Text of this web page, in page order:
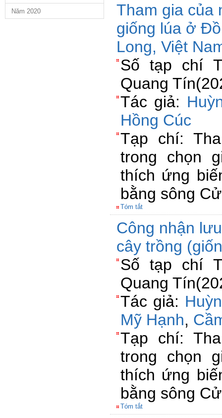
Năm 2020
Tham gia của
giống lúa ở
Long, Việt
Số tạp chí
Quang
Tác giả:
Hồng Cúc
Tạp chí:
trong chọn
thích ứng
bằng sông
Tóm tắt
Công nhận
cây trồng
Số tạp chí
Quang
Tác giả:
Mỹ Hạnh,
Tạp chí:
trong chọn
thích ứng
bằng sông
Tóm tắt